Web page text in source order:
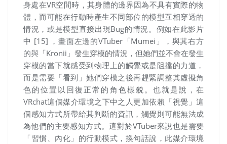
身處在VR空間時，其身體的邊界因為不具有實際的物
體，而可能在行動時產生不同部位的模型互相穿透的
情況，或是模型直接出現Bug的情況。例如在此影片
中 [15] ，畫面左邊的VTuber「Mumei」
，與其右方
的與「Kronii」 發生穿模的情況，但她們並不會在發生
穿模的當下就感受到物理上的觸覺或是阻擋的力道，
而是需要「看到」她們穿模之後再趕緊調整其虛擬角
色的位置以回復正常的角色樣貌。也就是說，在
VRchat這個媒介環境之下中之人更加依賴「視覺」這
個感知方式所帶給其判斷的資訊，觸覺則可能無法成
為他們的主要感知方式。這對於VTuber來說也是需要
「習慣、內化」的行動模式，換句話說，此媒介環境